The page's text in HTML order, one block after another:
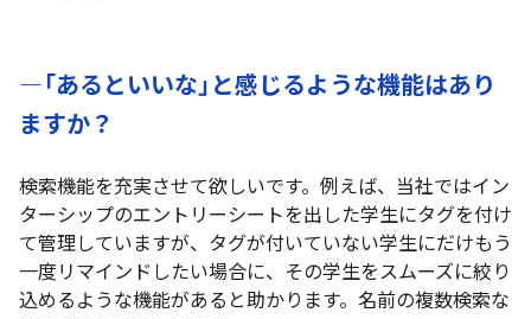
―「あるといいな」と感じるような機能はあり
ますか？
検索機能を充実させて欲しいです。例えば、当社ではイン
ターシップのエントリーシートを出した学生にタグを付け
て管理していますが、タグが付いていない学生にだけもう
一度リマインドしたい場合に、その学生をスムーズに絞り
込めるような機能があると助かります。名前の複数検索な